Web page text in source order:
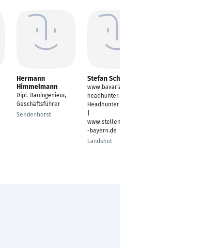
Hermann
Himmelmann
Dipl. Bauingenieur,
Geschäftsführer
Sendenhorst
Stefan Schlegel
www.bavaria-
headhunter.de |
Headhunter | Bayern
www.stellenanzeigen
-bayern.de
Landshut